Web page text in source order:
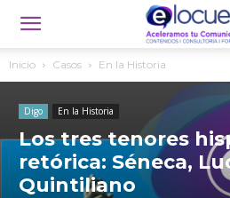
Inicio Casos En la Historia
Digo En la Historia
Los tres tenores
retórica: Séneca,
Quintiliano